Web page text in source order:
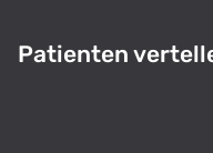
Patienten